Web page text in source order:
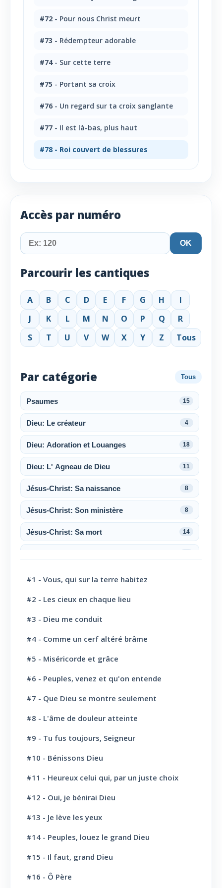
Accès par numéro
OK
Parcourir les cantiques
A B C D E F G H
I
J
K L M N O P Q
R
S
T U V W X Y Z Tous
Par catégorie Tous
Psaumes 15
Dieu: Le créateur 4
Dieu: Adoration et Louanges 18
Dieu: L' Agneau de Dieu 11
Jésus-Christ: Sa naissance 8
Jésus-Christ: Son ministère 8
Jésus-Christ: Sa mort 14
Jésus-Christ: Son sacerdoce
Jésus-Christ: Son Amour
Le Saint-Esprit
La Parole de Dieu, sa Loi
L' Eglise: Promesse
L' Eglise: Commission fraternelle
L' Eglise: Cloture et bénédictions
L' Eglise: Missions
L' Eglise: Dernier message
L' Eglise: Bapteme
L' Sainte scène
#1 - Vous, qui sur la terre habitez
#2 - Les cieux en chaque lieu
#3 - Dieu me conduit
#4 - Comme un cerf altéré brâme
#5 - Miséricorde et grâce
#6 - Peuples, venez et qu'on entende
#7 - Que Dieu se montre seulement
#8 - L'âme de douleur atteinte
#9 - Tu fus toujours, Seigneur
#10 - Bénissons Dieu
#11 - Heureux celui qui, par un juste choix
#12 - Oui, je bénirai Dieu
#13 - Je lève les yeux
#14 - Peuples, louez le grand Dieu
#15 - Il faut, grand Dieu
#16 - Ô Père
#72 - Pour nous Christ meurt
#73 - Rédempteur adorable
#74- Sur cette terre
#75 - Portant sa croix
#76 - Un regard sur ta croix sanglante
#77 - Il est là-bas, plus haut
#78 - Roi couvert de blessures